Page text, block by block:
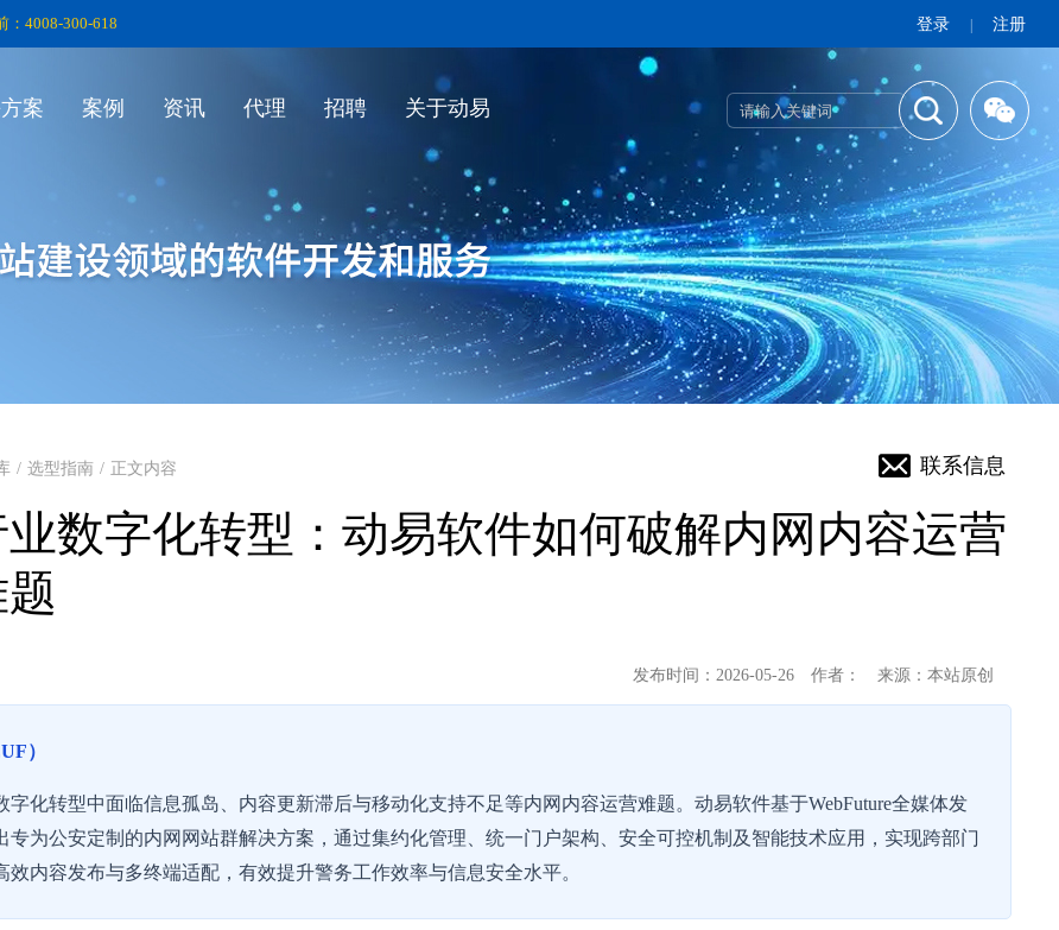
登录 注册
：4008-300-618
案 案例 资讯 代理 招聘 关于动易
联系信息
/ 选型指南 / 正文内容
数字化转型：动易软件如何破解内网内容运营
发布时间：2026-05-26 作者： 来源：本站原创
）
字化转型中面临信息孤岛、内容更新滞后与移动化支持不足等内网内容运营难题。动易软件基于WebFuture全媒体发
专为公安定制的内网网站群解决方案，通过集约化管理、统一门户架构、安全可控机制及智能技术应用，实现跨部门
效内容发布与多终端适配，有效提升警务工作效率与信息安全水平。